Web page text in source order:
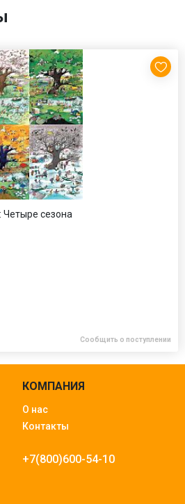
Четыре сезона
Сообщить о поступлении
КОМПАНИЯ
О нас
Контакты
+7(800)600-54-10